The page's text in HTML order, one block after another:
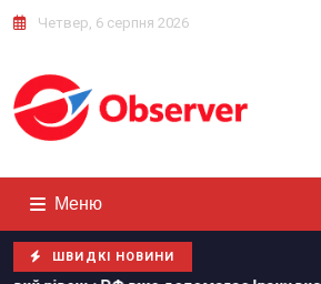
Четвер, 6 серпня 2026
Меню
ШВИДКІ НОВИНИ